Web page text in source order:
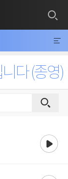
다 (종영)